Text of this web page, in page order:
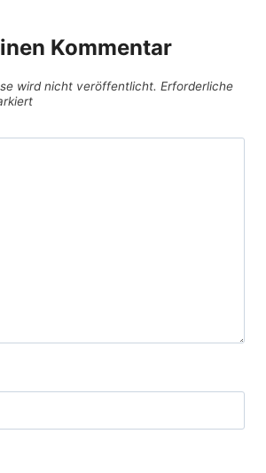
Kommentar
wird nicht veröffentlicht. Erforderliche